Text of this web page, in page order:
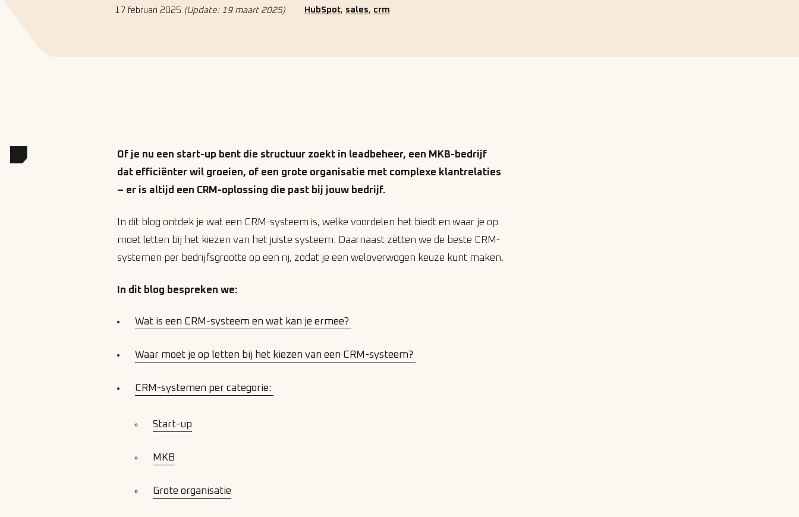
17 februari 2025 (Update: 19 maart 2025) HubSpot, sales, crm
Of je nu een start-up bent die structuur zoekt in leadbeheer, een MKB-bedrijf
dat efficiënter wil groeien, of een grote organisatie met complexe klantrelaties
– er is altijd een CRM-oplossing die past bij jouw bedrijf.
In dit blog ontdek je wat een CRM-systeem is, welke voordelen het biedt en waar je op
moet letten bij het kiezen van het juiste systeem. Daarnaast zetten we de beste CRM-
systemen per bedrijfsgrootte op een rij, zodat je een weloverwogen keuze kunt maken.
In dit blog bespreken we:
Wat is een CRM-systeem en wat kan je ermee?
Waar moet je op letten bij het kiezen van een CRM-systeem?
CRM-systemen per categorie:
Start-up
MKB
Grote organisatie